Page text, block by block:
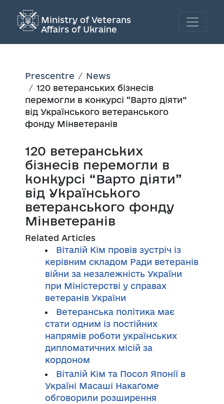
Ministry of Veterans
Affairs of Ukraine
Prescentre
News
120 ветеранських бізнесів
перемогли в конкурсі “Варто діяти”
від Українського ветеранського
фонду Мінветеранів
120 ветеранських
бізнесів перемогли в
конкурсі “Варто діяти”
від Українського
ветеранського фонду
Мінветеранів
Related Articles
Віталій Кім провів зустріч із
керівним складом Ради ветеранів
війни за незалежність України
при Міністерстві у справах
ветеранів України
Ветеранська політика має
стати одним із постійних
напрямів роботи українських
дипломатичних місій за
кордоном
Віталій Кім та Посол Японії в
Україні Масаші Накаґоме
обговорили розширення